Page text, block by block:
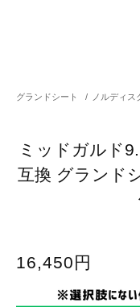
グランドシート / ノルディス
ミッドガルド
互換 グランド
16,450円